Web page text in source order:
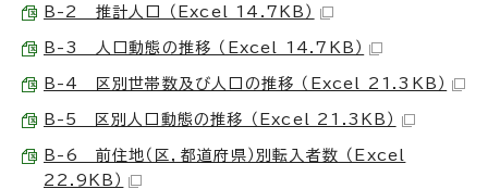
B-2 推計人口 （Excel 14.7KB）
B-3 人口動態の推移 （Excel 14.7KB）
B-4 区別世帯数及び人口の推移 （Excel 21.3KB）
B-5 区別人口動態の推移 （Excel 21.3KB）
B-6 前住地（区，都道府県）別転入者数 （Excel
22.9KB）